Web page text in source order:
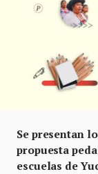
Se presentan
propuesta
escuelas de